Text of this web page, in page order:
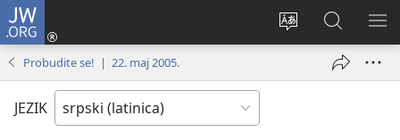
JW.ORG
Promeni
Prijava
(otvara
Pretraga
sajta
JW.ORG
Probudite se! | 22. maj 2005.
JEZIK